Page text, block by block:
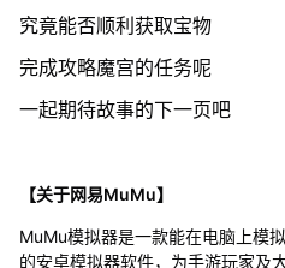
究竟能否顺利获取宝物
完成攻略魔宫的任务呢
一起期待故事的下一页吧
【关于网易MuMu】
MuMu模拟器是一款能在电脑上模
的安卓模拟器软件，为手游玩家及